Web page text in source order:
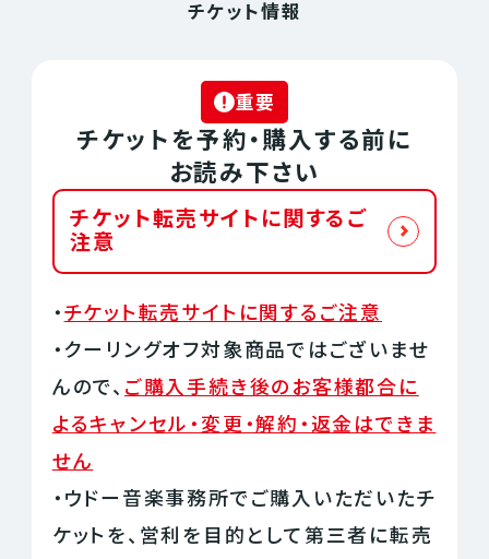
チケット情報
重要
チケットを予約・購入する前に
お読み下さい
チケット転売サイトに関するご
注意
・チケット転売サイトに関するご注意
・クーリングオフ対象商品ではございませ
んので、 ご購入手続き後のお客様都合に
よるキャンセル・変更・解約・返金はできま
せん
・ウドー音楽事務所でご購入いただいたチ
ケットを、営利を目的として第三者に転売